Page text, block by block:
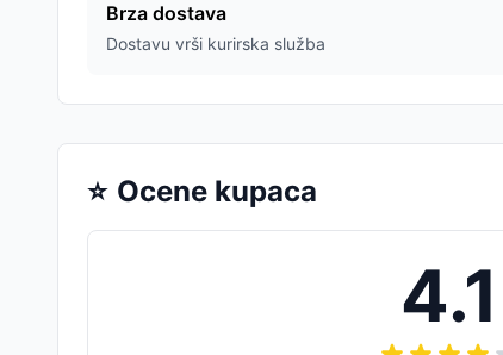
Brza dostava
Dostavu vrši kurirska služba
⭐ Ocene kupaca
4.1